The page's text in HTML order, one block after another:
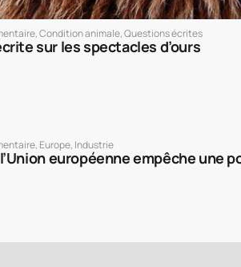
,Condition animale,Questions écrites
sur les spectacles d’ours
, Europe, Industrie
européenne empêche une